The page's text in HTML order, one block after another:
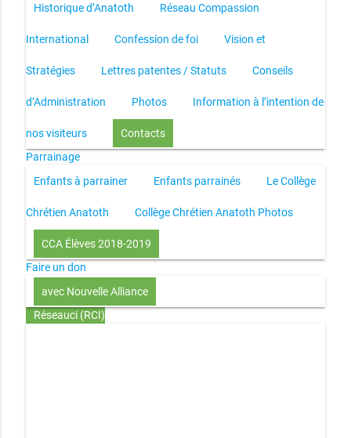
Historique d’Anatoth
Réseau Compassion
International Confession de foi Vision et
Stratégies Lettres patentes / Statuts Conseils
d’Administration Photos Information à l’intention de
nos visiteurs
Contacts
Parrainage
Enfants à parrainer
Enfants parrainés Le Collège
Chrétien Anatoth Collège Chrétien Anatoth Photos
CCA Élèves 2018-2019
Faire un don
avec Nouvelle Alliance
Réseauci (RCI)